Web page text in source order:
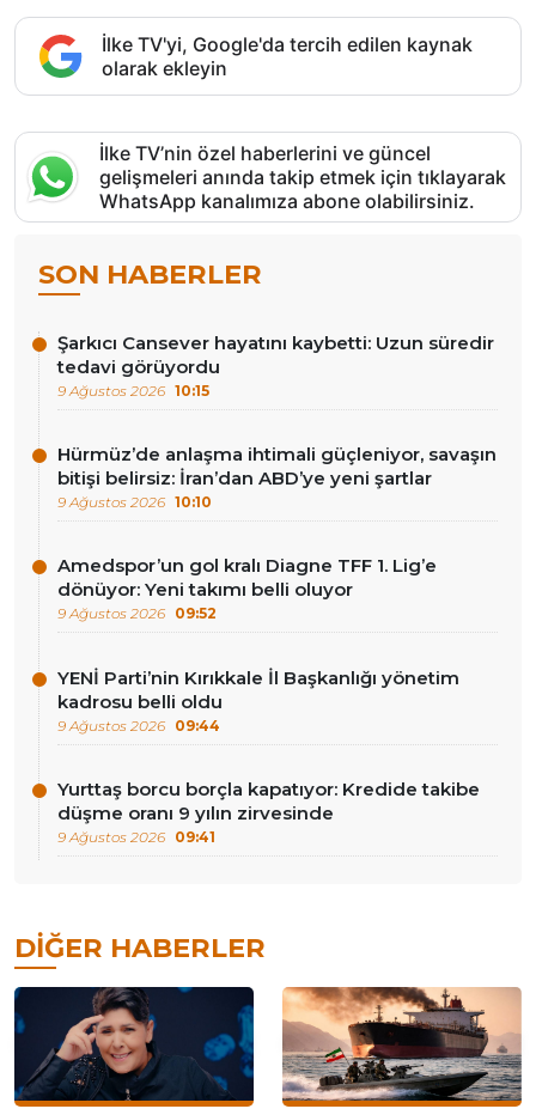
İlke TV'yi, Google'da tercih edilen kaynak
olarak ekleyin
İlke TV’nin özel haberlerini ve güncel
gelişmeleri anında takip etmek için tıklayarak
WhatsApp kanalımıza abone olabilirsiniz.
SON HABERLER
Şarkıcı Cansever hayatını kaybetti: Uzun süredir
tedavi görüyordu
9 Ağustos 2026 10:15
Hürmüz’de anlaşma ihtimali güçleniyor, savaşın
bitişi belirsiz: İran’dan ABD’ye yeni şartlar
9 Ağustos 2026 10:10
Amedspor’un gol kralı Diagne TFF 1. Lig’e
dönüyor: Yeni takımı belli oluyor
9 Ağustos 2026 09:52
YENİ Parti’nin Kırıkkale İl Başkanlığı yönetim
kadrosu belli oldu
9 Ağustos 2026 09:44
Yurttaş borcu borçla kapatıyor: Kredide takibe
düşme oranı 9 yılın zirvesinde
9 Ağustos 2026 09:41
DIĞER HABERLER